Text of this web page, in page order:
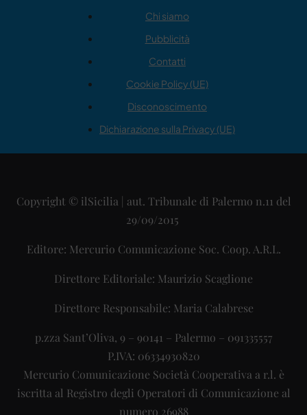
Chi siamo
Pubblicità
Contatti
Cookie Policy (UE)
Disconoscimento
Dichiarazione sulla Privacy (UE)
Copyright © ilSicilia | aut. Tribunale di Palermo n.11 del
29/09/2015
Editore: Mercurio Comunicazione Soc. Coop. A.R.L.
Direttore Editoriale: Maurizio Scaglione
Direttore Responsabile: Maria Calabrese
p.zza Sant’Oliva, 9 – 90141 – Palermo – 091335557
P.IVA: 06334930820
Mercurio Comunicazione Società Cooperativa a r.l. è
iscritta al Registro degli Operatori di Comunicazione al
numero 26988